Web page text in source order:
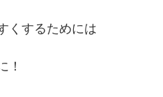
くするためには
！